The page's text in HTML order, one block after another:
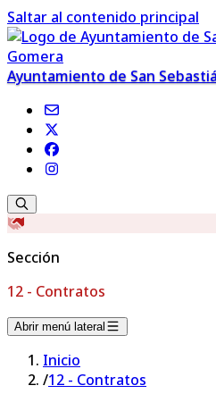
Saltar al contenido principal
Ayuntamiento de San
Sección
12 - Contratos
Abrir menú lateral
Inicio
/12 - Contratos